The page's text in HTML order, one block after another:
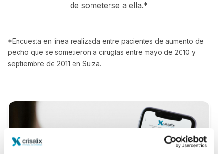
de someterse a ella.*
*Encuesta en línea realizada entre pacientes de aumento de
pecho que se sometieron a cirugías entre mayo de 2010 y
septiembre de 2011 en Suiza.